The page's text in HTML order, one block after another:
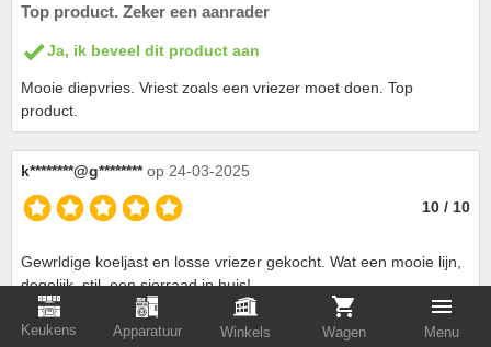
Keukens Apparatuur Winkels Wagen Menu
Top product. Zeker een aanrader
Ja, ik beveel dit product aan
Mooie diepvries. Vriest zoals een vriezer moet doen. Top
product.
k********@g******** op 24-03-2025
10 / 10
Gewrldige koeljast en losse vriezer gekocht. Wat een mooie lijn,
degelijk, stil, een sierraad in huis!